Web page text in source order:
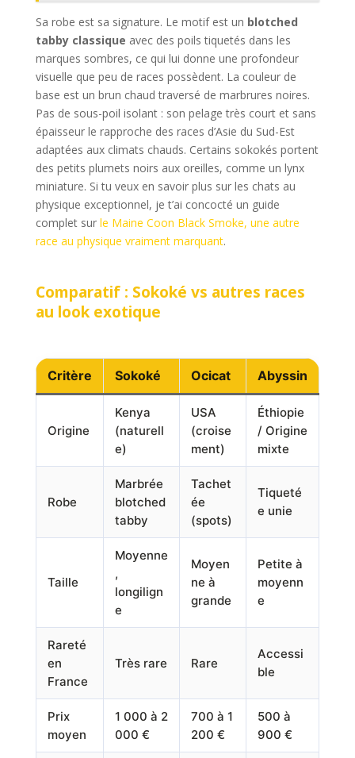
Sa robe est sa signature. Le motif est un blotched
tabby classique avec des poils tiquetés dans les
marques sombres, ce qui lui donne une profondeur
visuelle que peu de races possèdent. La couleur de
base est un brun chaud traversé de marbrures noires.
Pas de sous-poil isolant : son pelage très court et sans
épaisseur le rapproche des races d’Asie du Sud-Est
adaptées aux climats chauds. Certains sokokés portent
des petits plumets noirs aux oreilles, comme un lynx
miniature. Si tu veux en savoir plus sur les chats au
physique exceptionnel, je t’ai concocté un guide
complet sur le Maine Coon Black Smoke, une autre
race au physique vraiment marquant.
Comparatif : Sokoké vs autres races
au look exotique
Critère Sokoké Ocicat Abyssin
Origine
Kenya
(naturell
e)
USA
(croise
ment)
Éthiopie
/ Origine
mixte
Robe
Marbrée
blotched
tabby
Tachet
ée
(spots)
Tiqueté
e unie
Taille
Moyenne
,
longilign
e
Moyen
ne à
grande
Petite à
moyenn
e
Rareté
en
France
Très rare Rare
Accessi
ble
Prix
moyen
1 000 à 2
000 €
700 à 1
200 €
500 à
900 €